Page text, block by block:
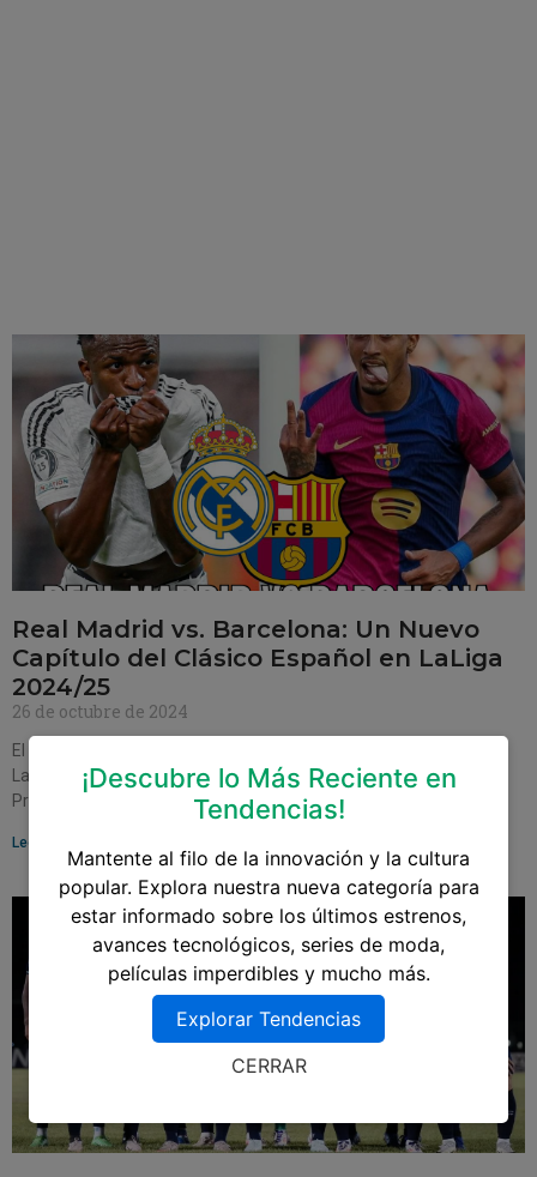
Real Madrid vs. Barcelona: Un Nuevo
Capítulo del Clásico Español en LaLiga
2024/25
26 de octubre de 2024
El inminente enfrentamiento entre Real Madrid y Barcelona en
LaLiga 2024/25 promete ser más que un simple partido de fútbol.
Programado para el 26 de
Leer más »
¡Descubre lo Más Reciente en
Tendencias!
Mantente al filo de la innovación y la cultura
popular. Explora nuestra nueva categoría para
estar informado sobre los últimos estrenos,
avances tecnológicos, series de moda,
películas imperdibles y mucho más.
Explorar Tendencias
CERRAR